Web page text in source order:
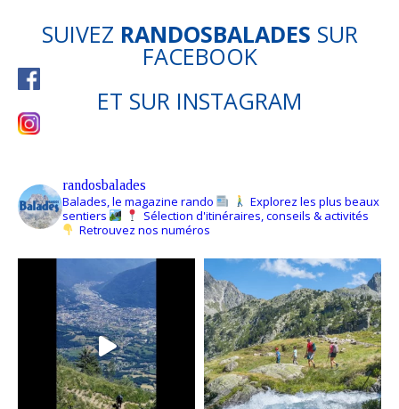
SUIVEZ RANDOSBALADES SUR
FACEBOOK
ET SUR INSTAGRAM
randosbalades
Balades, le magazine rando
Explorez les plus beaux
sentiers
Sélection d'itinéraires, conseils & activités
Retrouvez nos numéros